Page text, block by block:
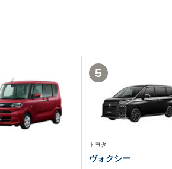
トヨタ
ヴォクシー
5